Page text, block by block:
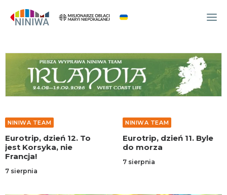
WYDARZENIA
O NAS
WSPÓLNOTA
NINIWA TEAM
FESTIWAL ŻYCIA
WOLONTARIAT
AKTUALNOŚCI
NINIWA TEAM
Eurotrip, dzień 12. To
jest Korsyka, nie
Francja!
7 sierpnia
NINIWA TEAM
Eurotrip, dzień 11. Byle
do morza
7 sierpnia